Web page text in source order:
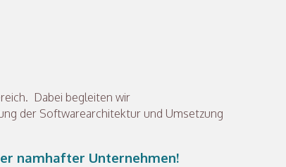
Dabei begleiten wir
der Softwarearchitektur und Umsetzung
namhafter Unternehmen!